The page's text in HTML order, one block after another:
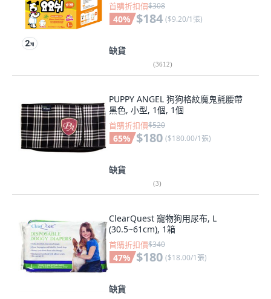
首購折扣價$308
40% $184 ($9.20/1張)
缺貨
(3612)
PUPPY ANGEL 狗狗格紋魔鬼氈腰帶
黑色, 小型, 1個, 1個
首購折扣價$520
65% $180 ($180.00/1張)
缺貨
(3)
ClearQuest 寵物狗用尿布, L
(30.5~61cm), 1箱
首購折扣價$340
47% $180 ($18.00/1張)
缺貨